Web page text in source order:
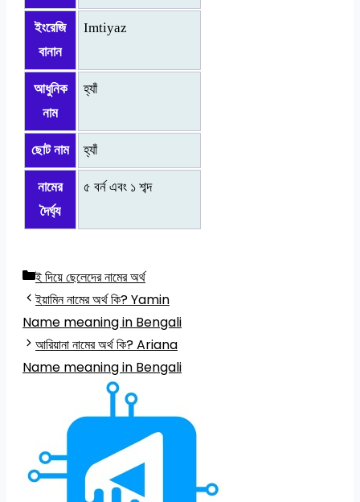
ইংরেজি
বানান
Imtiyaz
আধুনিক
নাম
হ্যাঁ
ছোট নাম হ্যাঁ
নামের
দৈর্ঘ্য
৫ বর্ন এবং ১ শব্দ
Categories
ই দিয়ে ছেলেদের নামের অর্থ
ইয়ামিন নামের অর্থ কি? Yamin
Name meaning in Bengali
আরিয়ানা নামের অর্থ কি? Ariana
Name meaning in Bengali